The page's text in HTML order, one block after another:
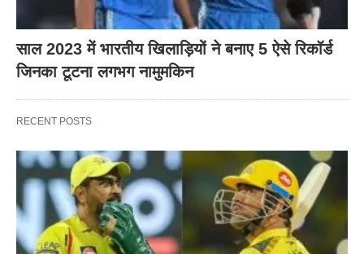
साल 2023 में भारतीय खिलाड़ियों ने बनाए 5 ऐसे रिकॉर्ड
जिनका टूटना लगभग नामुमकिन
RECENT POSTS